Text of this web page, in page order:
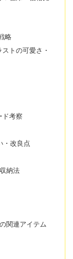
略
トの可愛さ・
ド考察
・改良点
納法
関連アイテム